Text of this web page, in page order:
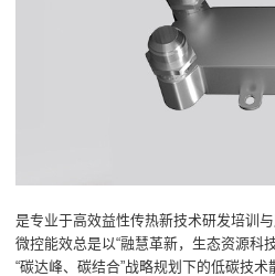
是专业于高效益性传热新技术研发培训
微控能效总是以“融慧革新，生态资源科
“碳达峰、碳结合”战略规划下的低碳技